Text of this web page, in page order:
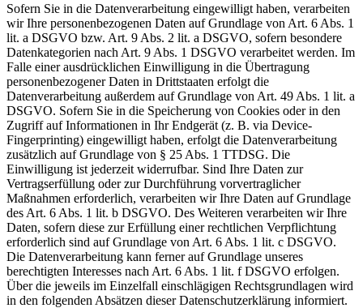
Sofern Sie in die Datenverarbeitung eingewilligt haben, verarbeiten
wir Ihre personenbezogenen Daten auf Grundlage von Art. 6 Abs. 1
lit. a DSGVO bzw. Art. 9 Abs. 2 lit. a DSGVO, sofern besondere
Datenkategorien nach Art. 9 Abs. 1 DSGVO verarbeitet werden. Im
Falle einer ausdrücklichen Einwilligung in die Übertragung
personenbezogener Daten in Drittstaaten erfolgt die
Datenverarbeitung außerdem auf Grundlage von Art. 49 Abs. 1 lit. a
DSGVO. Sofern Sie in die Speicherung von Cookies oder in den
Zugriff auf Informationen in Ihr Endgerät (z. B. via Device-
Fingerprinting) eingewilligt haben, erfolgt die Datenverarbeitung
zusätzlich auf Grundlage von § 25 Abs. 1 TTDSG. Die
Einwilligung ist jederzeit widerrufbar. Sind Ihre Daten zur
Vertragserfüllung oder zur Durchführung vorvertraglicher
Maßnahmen erforderlich, verarbeiten wir Ihre Daten auf Grundlage
des Art. 6 Abs. 1 lit. b DSGVO. Des Weiteren verarbeiten wir Ihre
Daten, sofern diese zur Erfüllung einer rechtlichen Verpflichtung
erforderlich sind auf Grundlage von Art. 6 Abs. 1 lit. c DSGVO.
Die Datenverarbeitung kann ferner auf Grundlage unseres
berechtigten Interesses nach Art. 6 Abs. 1 lit. f DSGVO erfolgen.
Über die jeweils im Einzelfall einschlägigen Rechtsgrundlagen wird
in den folgenden Absätzen dieser Datenschutzerklärung informiert.